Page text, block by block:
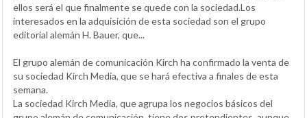
ellos será el que finalmente se quede con la sociedad.Los
interesados en la adquisición de esta sociedad son el grupo
editorial alemán H. Bauer, que...
El grupo alemán de comunicación Kirch ha confirmado la venta de
su sociedad Kirch Media, que se hará efectiva a finales de esta
semana.
La sociedad Kirch Media, que agrupa los negocios básicos del